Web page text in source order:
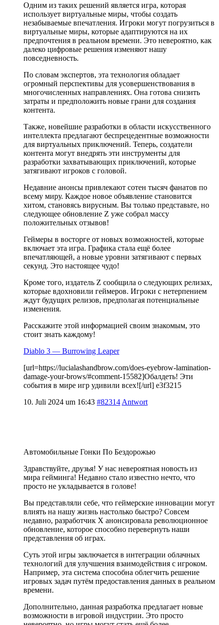
Одним из таких решений является игра, которая
использует виртуальные миры, чтобы создать
незабываемые впечатления. Игроки могут погрузиться в
виртуальные миры, которые адаптируются на их
предпочтения в реальном времени. Это невероятно, как
далеко цифровые решения изменяют нашу
повседневность.
По словам экспертов, эта технология обладает
огромный перспективы для усовершенствования в
многочисленных направлениях. Она готова снизить
затраты и предположить новые грани для создания
контента.
Также, новейшие разработки в области искусственного
интеллекта предлагают беспрецедентные возможности
для виртуальных приключений. Теперь, создатели
контента могут внедрять эти инструменты для
разработки захватывающих приключений, которые
затягивают игроков с головой.
Недавние анонсы привлекают сотен тысяч фанатов по
всему миру. Каждое новое объявление становится
хитом, становясь вирусным. Вы только представьте, но
следующее обновление Z уже собрал массу
положительных отзывов!
Геймеры в восторге от новых возможностей, которые
включает эта игра. Графика стала ещё более
впечатляющей, а новые уровни затягивают с первых
секунд. Это настоящее чудо!
Кроме того, издатель Z сообщила о следующих релизах,
которые вдохновили геймеров. Игроки с нетерпением
ждут будущих релизов, предполагая потенциальные
изменения.
Расскажите этой информацией своим знакомым, это
стоит знать каждому!
Diablo 3 — Burrowing Leaper
[url=https://lucialashandbrow.com/does-eyebrow-lamination-
damage-your-brows/#comment-15582]Обалдеть! Эти
события в мире игр удивили всех![/url] e3f3215
10. Juli 2024 um 16:43 #82314 Antwort
Автомобильные Гонки По Бездорожью
Здравствуйте, друзья! У нас невероятная новость из
мира гейминга! Недавно стало известно нечто, что
просто не укладывается в голове!
Вы представляли себе, что геймерские инновации могут
влиять на нашу жизнь настолько быстро? Совсем
недавно, разработчик X анонсировала революционное
обновление, которое способно перевернуть наши
представления об играх.
Суть этой игры заключается в интеграции облачных
технологий для улучшения взаимодействия с игроком.
Например, эта система способна облегчить решение
игровых задач путём предоставления данных в реальном
времени.
Дополнительно, данная разработка предлагает новые
возможности в игровой индустрии. Это просто